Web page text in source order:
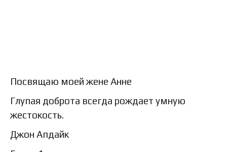
Посвящаю моей жене Анне
Глупая доброта всегда рождает умную
жестокость.
Джон Апдайк